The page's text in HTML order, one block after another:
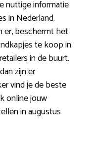
nuttige informatie
in Nederland.
er, beschermt het
te koop in
in de buurt.
zijn er
vind je de beste
online jouw
in augustus